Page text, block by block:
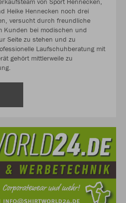
Heike Hennecken noch drei
versucht durch freundliche
Kunden bei modischen und
Seite zu stehen und zu
Laufschuhberatung mit
gehört mittlerweile zu